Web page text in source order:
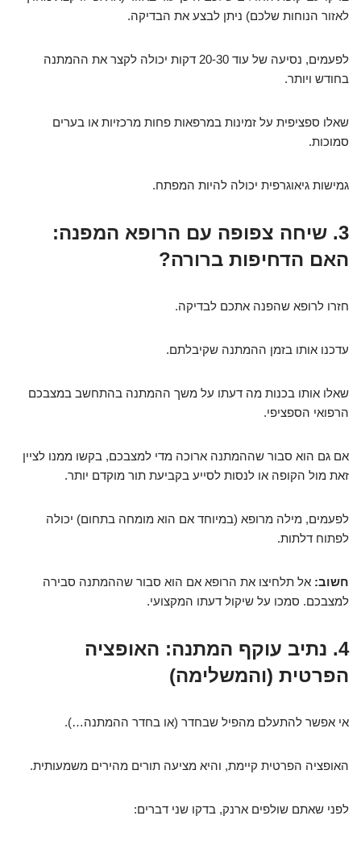
לאזור הנוחות שלכם) ניתן לבצע את הבדיקה.
לפעמים, נסיעה של עוד 20-30 דקות יכולה לקצר את ההמתנה
בחודש ויותר.
שאלו ספציפית על זמינות במרפאות פחות מרכזיות או בערים
סמוכות.
גמישות גיאוגרפית יכולה להיות המפתח.
3. שיחה צפופה עם הרופא המפנה:
האם הדחיפות ברורה?
חזרו לרופא שהפנה אתכם לבדיקה.
עדכנו אותו בזמן ההמתנה שקיבלתם.
שאלו אותו בכנות מה דעתו על משך ההמתנה בהתחשב במצבכם
הרפואי הספציפי.
אם גם הוא סבור שההמתנה ארוכה מדי למצבכם, בקשו ממנו לציין
זאת מול הקופה או לנסות לסייע בקביעת תור מוקדם יותר.
לפעמים, מילה מרופא (במיוחד אם הוא מומחה בתחום) יכולה
לפתוח דלתות.
חשוב: אל תלחיצו את הרופא אם הוא סבור שההמתנה סבירה
למצבכם. סמכו על שיקול דעתו המקצועי.
4. נתיב עוקף המתנה: האופציה
הפרטית (והמשלימה)
אי אפשר להתעלם מהפיל שבחדר (או בחדר ההמתנה…).
האופציה הפרטית קיימת, והיא מציעה תורים מהירים משמעותית.
לפני שאתם שולפים ארנק, בדקו שני דברים: